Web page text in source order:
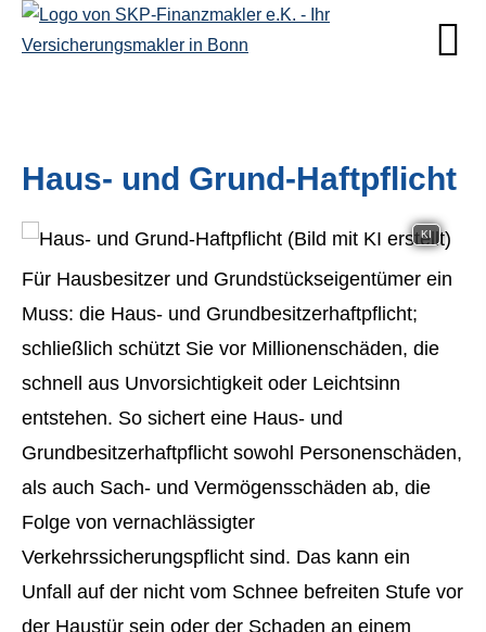
Haus- und Grund-Haft­pflicht
KI
Für Hausbesitzer und Grundstückseigentümer ein
Muss: die Haus- und Grundbesitzerhaftpflicht;
schließlich schützt Sie vor Millionenschäden, die
schnell aus Unvorsichtigkeit oder Leichtsinn
entstehen. So sichert eine Haus- und
Grundbesitzerhaftpflicht sowohl Per­sonenschäden,
als auch Sach- und Vermögensschäden ab, die
Folge von vernachlässigter
Verkehrssicherungspflicht sind. Das kann ein
Unfall auf der nicht vom Schnee befreiten Stufe vor
der Haustür sein oder der Schaden an einem